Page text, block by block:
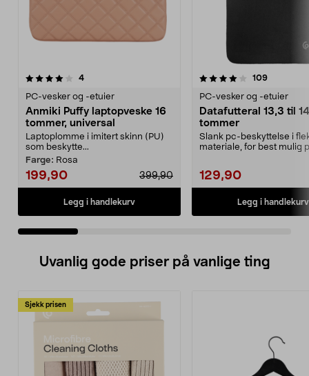
4anmeldelser
PC-vesker og -etuier
Anmiki Puffy laptopveske 16
tommer, universal
Laptoplomme i imitert skinn (PU)
som beskytte...
Farge: Rosa
199,90 399,90
Legg i handlekurv
4.0 av 5 stjerner 109
PC-vesker og -etuier
Datafutteral 13,3 til 14
tommer
Slank pc-beskyttelse i
materiale, for best mulig
129,90
Legg i handlekurv
4.5 av 5 stjerner
Uvanlig gode priser på vanlige ting
Sjekk prisen